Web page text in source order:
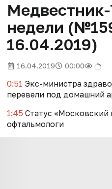
недели
16.04.2019)
16.04.2019 00:00
0:51 Экс-министра
перевели под домашний
1:45 Статус «Московский
офтальмологи